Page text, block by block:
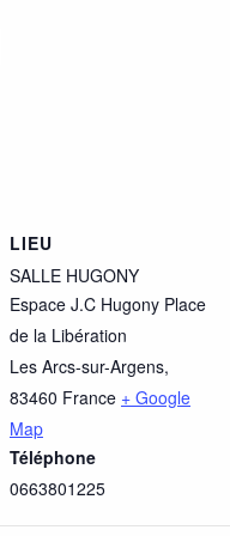
LIEU
SALLE HUGONY
Espace J.C Hugony Place
de la Libération
Les Arcs-sur-Argens,
83460 France + Google
Map
Téléphone
0663801225